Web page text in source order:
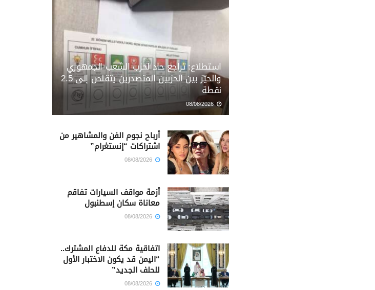
استطلاع: تراجع حاد لحزب الشعب الجمهوري
والحيّز بين الحزبين المتصدرين يتقلص إلى 2.5
نقطة
08/08/2026
أرباح نجوم الفن والمشاهير من
اشتراكات “إنستغرام”
أزمة مواقف السيارات تفاقم
معاناة سكان إسطنبول
اتفاقية مكة للدفاع المشترك..
“اليمن قد يكون الاختبار الأول
للحلف الجديد”